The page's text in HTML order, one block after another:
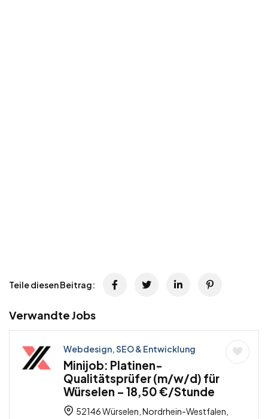
Teile diesen Beitrag:
Verwandte Jobs
Webdesign, SEO & Entwicklung
Minijob: Platinen-
Qualitätsprüfer (m/w/d) für
Würselen – 18,50 €/Stunde
52146 Würselen, Nordrhein-Westfalen,